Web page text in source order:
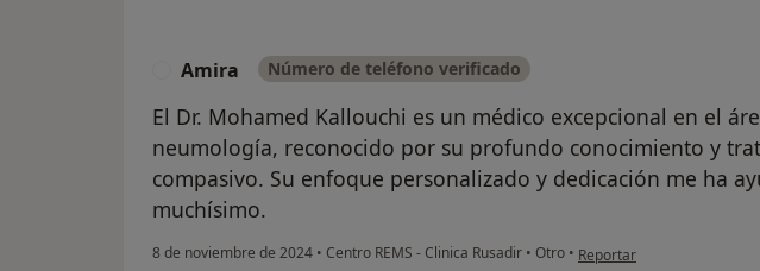
Amira Número de teléfono verificado
El Dr. Mohamed Kallouchi es un médico excepcional en el
neumología, reconocido por su profundo conocimiento y
compasivo. Su enfoque personalizado y dedicación me ha
muchísimo.
8 de noviembre de 2024 • Centro REMS - Clinica Rusadir • Otro • en opinión del usuario Amira
Reportar